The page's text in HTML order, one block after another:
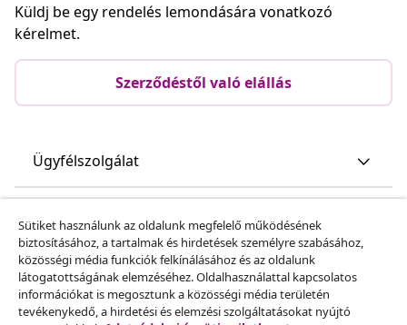
Küldj be egy rendelés lemondására vonatkozó
kérelmet.
Szerződéstől való elállás
Ügyfélszolgálat
vidaXL
Fedezz fel többet
Sütiket használunk az oldalunk megfelelő működésének
biztosításához, a tartalmak és hirdetések személyre szabásához,
közösségi média funkciók felkínálásához és az oldalunk
látogatottságának elemzéséhez. Oldalhasználattal kapcsolatos
információkat is megosztunk a közösségi média területén
tevékenykedő, a hirdetési és elemzési szolgáltatásokat nyújtó